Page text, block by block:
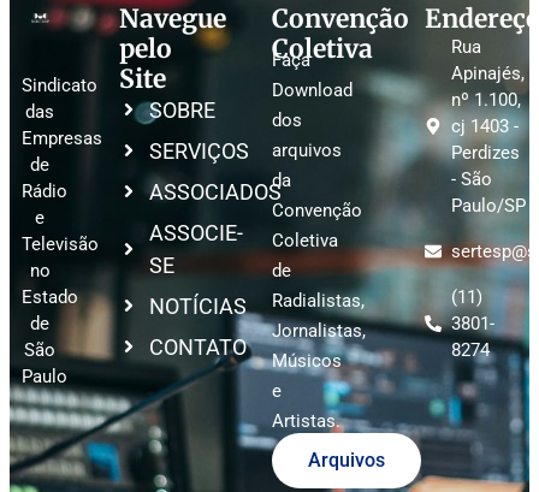
Sindicato
das
Empresas
de
Rádio
e
Televisão
no
Estado
de
São
Paulo
Navegue
pelo
Site
SOBRE
SERVIÇOS
ASSOCIADOS
ASSOCIE-
SE
NOTÍCIAS
CONTATO
Convenção
Coletiva
Faça
Download
dos
arquivos
da
Convenção
Coletiva
de
Radialistas,
Jornalistas,
Músicos
e
Artistas.
Arquivos
Rua
Apinajés,
nº 1.100,
cj 1403 -
Perdizes
- São
Paulo/SP
(11)
3801-
8274